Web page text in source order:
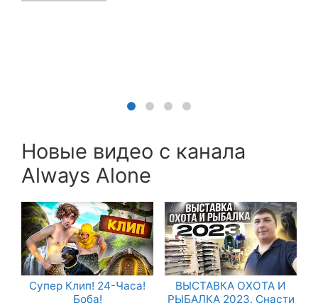
Новые видео с канала
Always Alone
Супер Клип! 24-Часа!
Боба!
ВЫСТАВКА ОХОТА И
РЫБАЛКА 2023. Снасти